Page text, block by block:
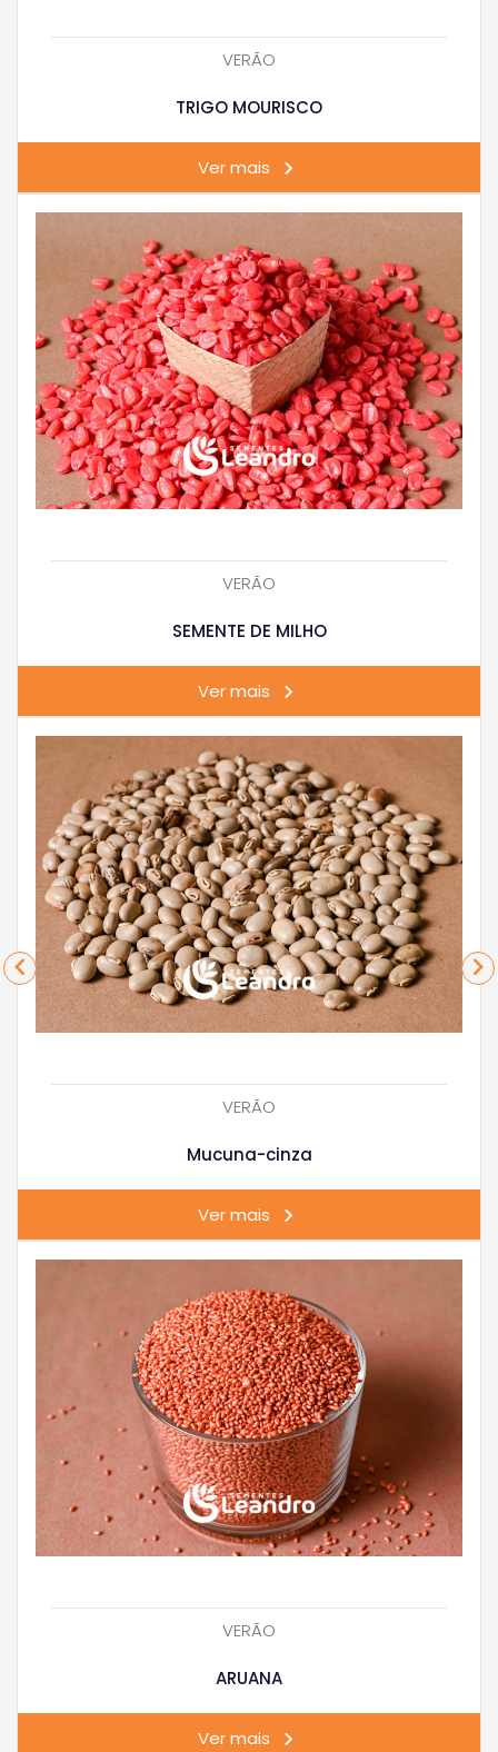
VERÃO
TRIGO MOURISCO
Ver mais
VERÃO
SEMENTE DE MILHO
Ver mais
VERÃO
Mucuna-cinza
Ver mais
VERÃO
ARUANA
Ver mais